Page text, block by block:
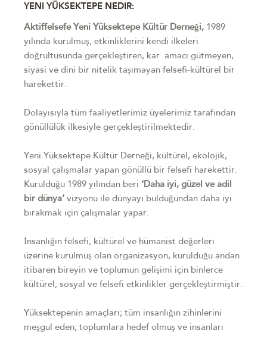
YENI YÜKSEKTEPE NEDIR:
Aktiffelsefe Yeni Yüksektepe Kültür Derneği, 1989
yılında kurulmuş, etkinliklerini kendi ilkeleri
doğrultusunda gerçekleştiren, kar amacı gütmeyen,
siyasi ve dini bir nitelik taşımayan felsefi-kültürel bir
harekettir.
Dolayısıyla tüm faaliyetlerimiz üyelerimiz tarafından
gönüllülük ilkesiyle gerçekleştirilmektedir.
Yeni Yüksektepe Kültür Derneği, kültürel, ekolojik,
sosyal çalışmalar yapan gönüllü bir felsefi harekettir.
Kurulduğu 1989 yılından beri ‘Daha iyi, güzel ve adil
bir dünya’ vizyonu ile dünyayı bulduğundan daha iyi
bırakmak için çalışmalar yapar.
İnsanlığın felsefi, kültürel ve hümanist değerleri
üzerine kurulmuş olan organizasyon, kurulduğu andan
itibaren bireyin ve toplumun gelişimi için binlerce
kültürel, sosyal ve felsefi etkinlikler gerçekleştirmiştir.
Yüksektepenin amaçları; tüm insanlığın zihinlerini
meşgul eden, toplumlara hedef olmuş ve insanları